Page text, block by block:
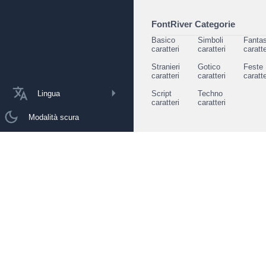
Lingua
Modalità scura
FontRiver Categorie
Basico
caratteri
Simboli
caratteri
Stranieri
caratteri
Gotico
caratteri
Feste
Script
caratteri
Techno
caratteri